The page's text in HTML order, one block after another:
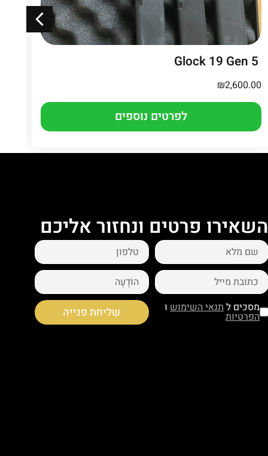
₪2,600.00
לפרטים נוספים
השאירו פרטים ונחזור אליכם
מסכים לתנאי השימושו
הפרטיות שליחת פנייה